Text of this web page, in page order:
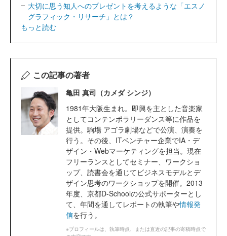
大切に思う知人へのプレゼントを考えるような「エスノ
グラフィック・リサーチ」とは？
もっと読む
この記事の著者
亀田 真司（カメダ シンジ）
1981年大阪生まれ。即興を主とした音楽家
としてコンテンポラリーダンス等に作品を
提供。駒場 アゴラ劇場などで公演、演奏を
行う。その後、ITベンチャー企業でIA・デ
ザイン・Webマーケティングを担当。現在
フリーランスとしてセミナー、ワークショ
ップ、読書会を通じてビジネスモデルとデ
ザイン思考のワークショップを開催。2013
年度、京都D-Schoolの公式サポーターとし
て、年間を通してレポートの執筆や情報発
信を行う。
※プロフィールは、執筆時点、または直近の記事の寄稿時点で